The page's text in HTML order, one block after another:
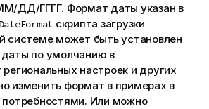
ДД/ГГГГ. Формат даты указан в
скрипта загрузки
системе может быть установлен
по умолчанию в
настроек и других
изменить формат в примерах в
потребностями. Или можно